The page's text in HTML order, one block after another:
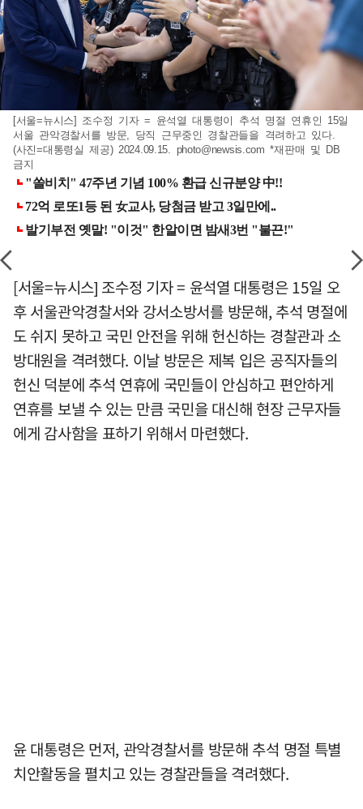
[서울=뉴시스] 조수정 기자 = 윤석열 대통령이 추석 명절 연휴인 15일
서울 관악경찰서를 방문, 당직 근무중인 경찰관들을 격려하고 있다.
(사진=대통령실 제공) 2024.09.15. photo@newsis.com *재판매 및 DB
금지
[서울=뉴시스] 조수정 기자 = 윤석열 대통령은 15일 오
후 서울관악경찰서와 강서소방서를 방문해, 추석 명절에
도 쉬지 못하고 국민 안전을 위해 헌신하는 경찰관과 소
방대원을 격려했다. 이날 방문은 제복 입은 공직자들의
헌신 덕분에 추석 연휴에 국민들이 안심하고 편안하게
연휴를 보낼 수 있는 만큼 국민을 대신해 현장 근무자들
에게 감사함을 표하기 위해서 마련했다.
윤 대통령은 먼저, 관악경찰서를 방문해 추석 명절 특별
치안활동을 펼치고 있는 경찰관들을 격려했다.